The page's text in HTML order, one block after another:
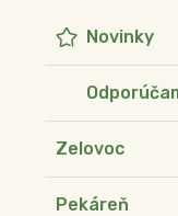
Novinky
Zelovoc
Pekáreň